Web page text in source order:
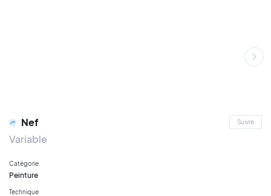
Nef Suivre
Variable
Catégorie
Peinture
Technique